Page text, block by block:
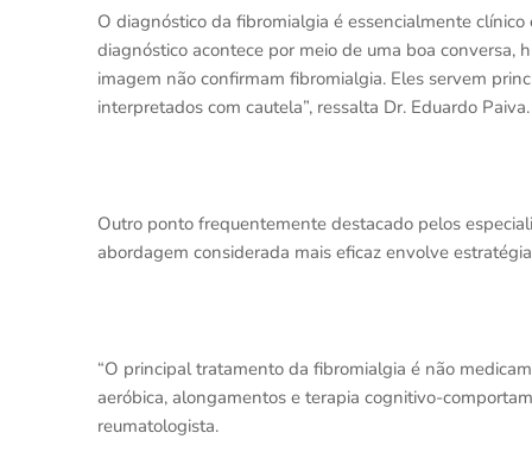
O diagnóstico da fibromialgia é essencialmente
diagnóstico acontece por meio de uma boa conversa,
imagem não confirmam fibromialgia. Eles servem
interpretados com cautela”, ressalta Dr. Eduardo Paiva.
Outro ponto frequentemente destacado pelos
abordagem considerada mais eficaz envolve
“O principal tratamento da fibromialgia é não
aeróbica, alongamentos e terapia cognitivo-
reumatologista.